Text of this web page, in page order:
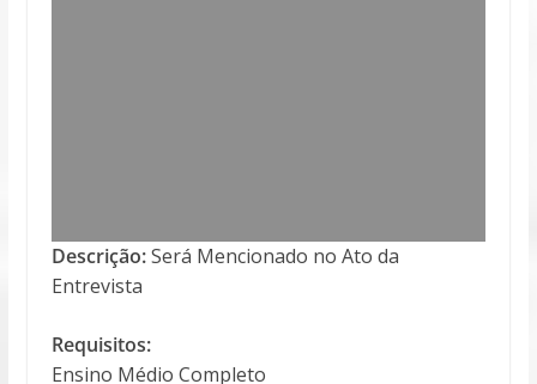
Descrição:Será Mencionado no Ato da
Entrevista
Requisitos:
Ensino Médio Completo